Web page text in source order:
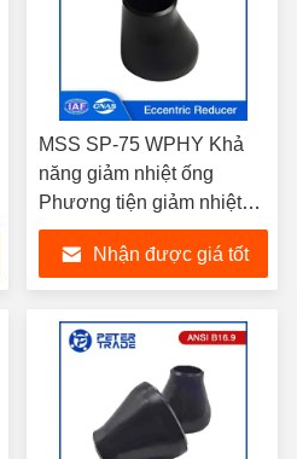
MSS SP-75 WPHY Khả
năng giảm nhiệt ống
Phương tiện giảm nhiệt
đặc cho các ngành công
nghiệp khác nhau ở nhiệt
độ trung bình và cao
Nhận được giá tốt